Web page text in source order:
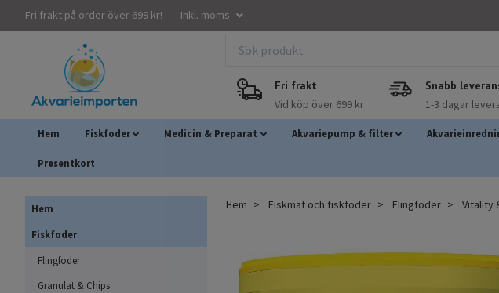
Fri frakt på order över 699 kr! Inkl. moms
Fri frakt
Vid köp över 699 kr
Snabb
1-3 dagar
Hem Fiskfoder Medicin & Preparat Akvariepump & filter
Presentkort
Hem
Fiskfoder
Flingfoder
Granulat & Chips
Hem Fiskmat och fiskfoder Flingfoder Vitality